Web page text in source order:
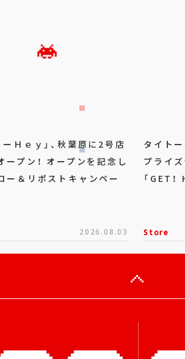
ーＨｅｙ」、秋葉原に2号店
ープン！ オープンを記念し
ー＆リポストキャンペー
2026.08.03
タイト
プライ
「GET！
Store